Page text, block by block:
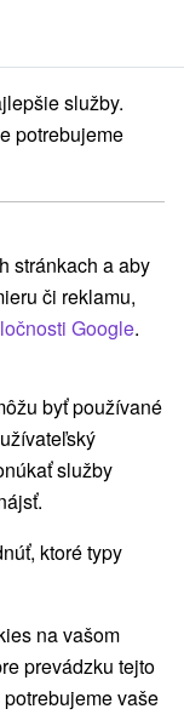
Mlyn4U Hrabušice
služby.
potrebujeme
stránkach a aby
či reklamu,
Google.
byť používané
služby
ktoré typy
na vašom
prevádzku tejto
vaše